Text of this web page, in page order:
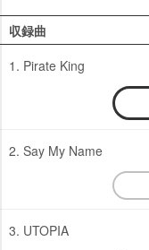
収録曲
1. Pirate King
2. Say My Name
3. UTOPIA